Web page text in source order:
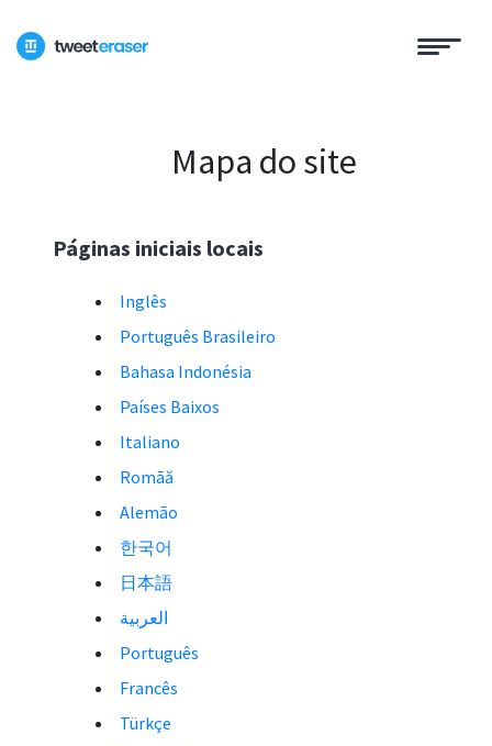
Mapa do site
Páginas iniciais locais
Inglês
Português Brasileiro
Bahasa Indonésia
Países Baixos
Italiano
Romãă
Alemão
한국어
日本語
العربية
Português
Francês
Türkçe